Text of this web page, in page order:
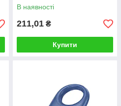
В наявності
211,01 ₴
Купити